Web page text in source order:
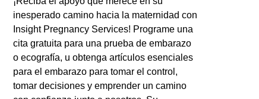
inesperado camino hacia la maternidad con
Insight Pregnancy Services! Programe una
cita gratuita para una prueba de embarazo
o ecografía, u obtenga artículos esenciales
para el embarazo para tomar el control,
tomar decisiones y emprender un camino